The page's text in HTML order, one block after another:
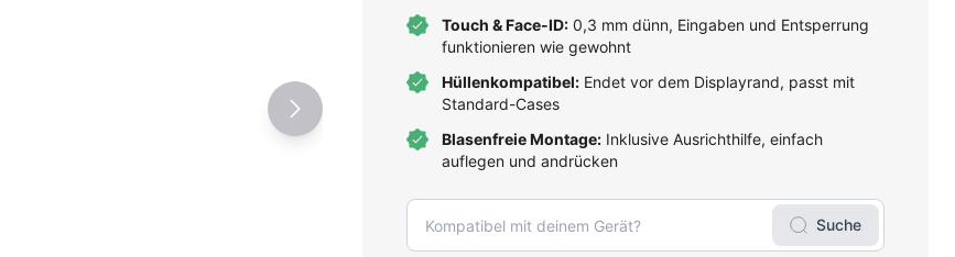
Touch & Face-ID: 0,3 mm dünn, Eingaben und Entsperrung
funktionieren wie gewohnt
Hüllenkompatibel: Endet vor dem Displayrand, passt mit
Standard-Cases
Blasenfreie Montage: Inklusive Ausrichthilfe, einfach
auflegen und andrücken
Suche